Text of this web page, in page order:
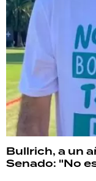
Bullrich, a un
Senado: "No